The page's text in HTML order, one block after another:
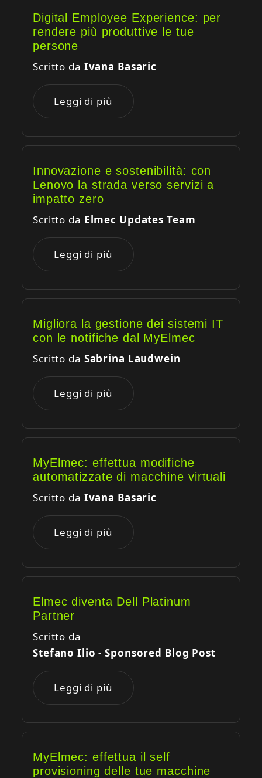
Digital Employee Experience: per
rendere più produttive le tue
persone
Scritto da Ivana Basaric
Leggi di più
Innovazione e sostenibilità: con
Lenovo la strada verso servizi a
impatto zero
Scritto da Elmec Updates Team
Leggi di più
Migliora la gestione dei sistemi IT
con le notifiche dal MyElmec
Scritto da Sabrina Laudwein
Leggi di più
MyElmec: effettua modifiche
automatizzate di macchine virtuali
Scritto da Ivana Basaric
Leggi di più
Elmec diventa Dell Platinum
Partner
Scritto da
Stefano Ilio - Sponsored Blog Post
Leggi di più
MyElmec: effettua il self
provisioning delle tue macchine